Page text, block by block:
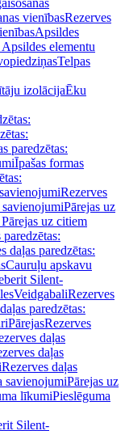
vienībasRezerves
Apsildes
elementu
Telpas
izolācijaĒku
paredzētas:
Īpašas formas
Rezerves
Pārejas uz
uz citiem
daļas paredzētas:
Cauruļu apskavu
Silent-
VeidgabaliRezerves
paredzētas:
PārejasRezerves
daļas
daļas
Rezerves daļas
savienojumiPārejas uz
līkumiPieslēguma
Silent-